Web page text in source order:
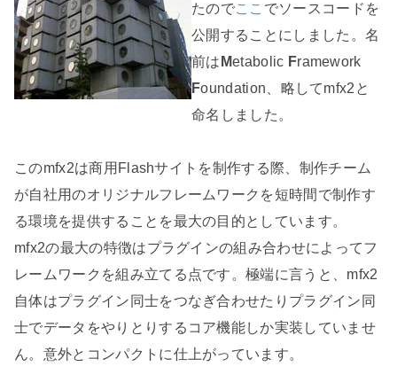
たのでここ でソースコードを
公開することにしました。名
前は Metabolic Framework
Foundation、略してmfx2と
命名しました。
このmfx2は商用Flashサイトを制作する際、制作チーム
が自社用のオリジナルフレームワークを短時間で制作す
る環境を提供することを最大の目的としています。
mfx2の最大の特徴はプラグインの組み合わせによってフ
レームワークを組み立てる点です。極端に言うと、mfx2
自体はプラグイン同士をつなぎ合わせたりプラグイン同
士でデータをやりとりするコア機能しか実装していませ
ん。意外とコンパクトに仕上がっています。